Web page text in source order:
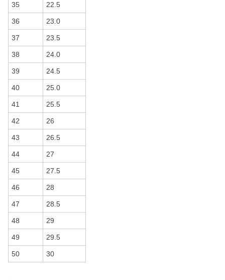
35 22.5
36 23.0
37 23.5
38 24.0
39 24.5
40 25.0
41 25.5
42 26
43 26.5
44 27
45 27.5
46 28
47 28.5
48 29
49 29.5
50 30